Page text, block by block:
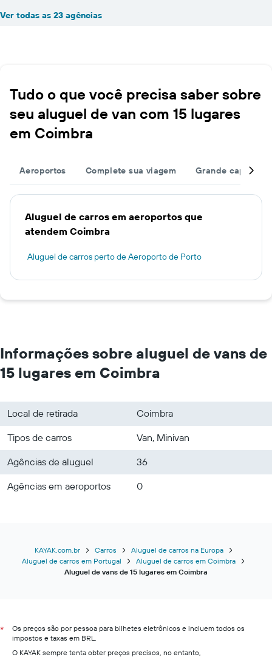
Ver todas as 23 agências
Tudo o que você precisa saber sobre
seu aluguel de van com 15 lugares
em Coimbra
Aeroportos Complete sua viagem Grande
Aluguel de carros em aeroportos que
atendem Coimbra
Aluguel de carros perto de Aeroporto de Porto
Informações sobre aluguel de vans de
15 lugares em Coimbra
Local de retirada
Coimbra
Tipos de carros
Van, Minivan
Agências de aluguel
36
Agências em aeroportos
0
KAYAK.com.br Carros
Aluguel de carros na Europa
Aluguel de carros em Portugal
Aluguel de carros em Coimbra
Aluguel de vans de 15 lugares em Coimbra
*
Os preços são por pessoa para bilhetes eletrônicos e incluem todos os
impostos e taxas em BRL.
O KAYAK sempre tenta obter preços precisos, no entanto,